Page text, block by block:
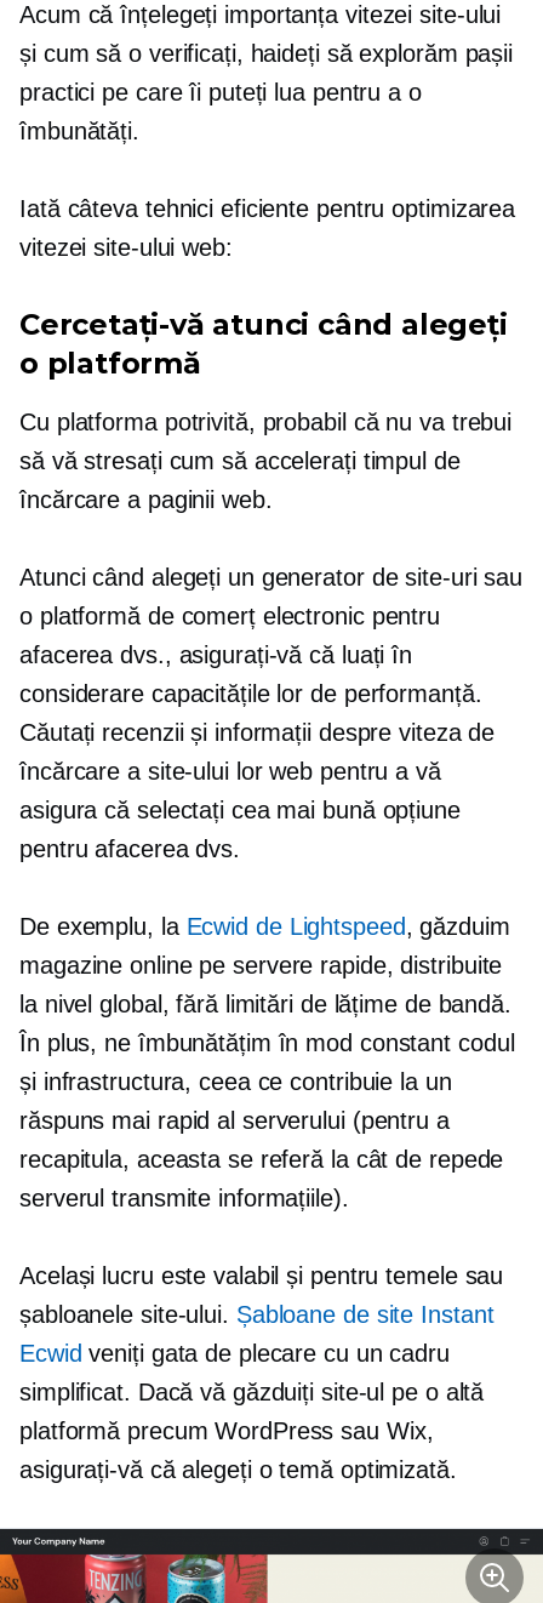
Acum că înțelegeți importanța vitezei site-ului
și cum să o verificați, haideți să explorăm pașii
practici pe care îi puteți lua pentru a o
îmbunătăți.
Iată câteva tehnici eficiente pentru optimizarea
vitezei site-ului web:
Cercetați-vă atunci când alegeți
o platformă
Cu platforma potrivită, probabil că nu va trebui
să vă stresați cum să accelerați timpul de
încărcare a paginii web.
Atunci când alegeți un generator de site-uri sau
o platformă de comerț electronic pentru
afacerea dvs., asigurați-vă că luați în
considerare capacitățile lor de performanță.
Căutați recenzii și informații despre viteza de
încărcare a site-ului lor web pentru a vă
asigura că selectați cea mai bună opțiune
pentru afacerea dvs.
De exemplu, la Ecwid de Lightspeed, găzduim
magazine online pe servere rapide, distribuite
la nivel global, fără limitări de lățime de bandă.
În plus, ne îmbunătățim în mod constant codul
și infrastructura, ceea ce contribuie la un
răspuns mai rapid al serverului (pentru a
recapitula, aceasta se referă la cât de repede
serverul transmite informațiile).
Același lucru este valabil și pentru temele sau
șabloanele site-ului. Șabloane de site Instant
Ecwid veniți gata de plecare cu un cadru
simplificat. Dacă vă găzduiți site-ul pe o altă
platformă precum WordPress sau Wix,
asigurați-vă că alegeți o temă optimizată.